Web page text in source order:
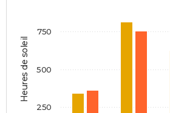
Heures de soleil
250
500
750